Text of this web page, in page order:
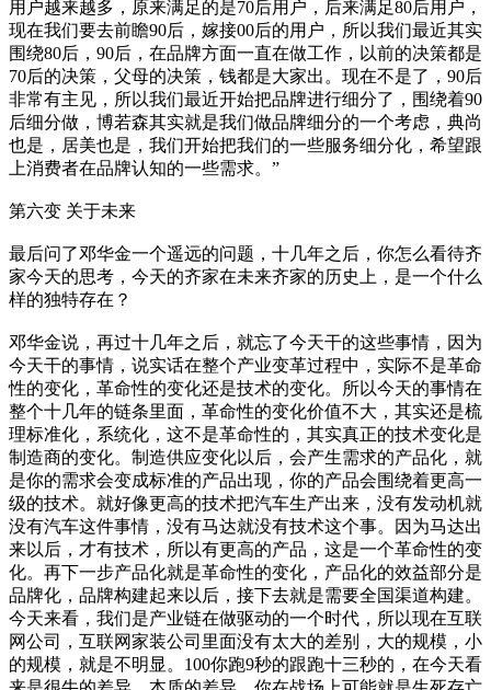
用户越来越多，原来满足的是70后用户，后来满足80后用户，
现在我们要去前瞻90后，嫁接00后的用户，所以我们最近其实
围绕80后，90后，在品牌方面一直在做工作，以前的决策都是
70后的决策，父母的决策，钱都是大家出。现在不是了，90后
非常有主见，所以我们最近开始把品牌进行细分了，围绕着90
后细分做，博若森其实就是我们做品牌细分的一个考虑，典尚
也是，居美也是，我们开始把我们的一些服务细分化，希望跟
上消费者在品牌认知的一些需求。”
第六变 关于未来
最后问了邓华金一个遥远的问题，十几年之后，你怎么看待齐
家今天的思考，今天的齐家在未来齐家的历史上，是一个什么
样的独特存在？
邓华金说，再过十几年之后，就忘了今天干的这些事情，因为
今天干的事情，说实话在整个产业变革过程中，实际不是革命
性的变化，革命性的变化还是技术的变化。所以今天的事情在
整个十几年的链条里面，革命性的变化价值不大，其实还是梳
理标准化，系统化，这不是革命性的，其实真正的技术变化是
制造商的变化。制造供应变化以后，会产生需求的产品化，就
是你的需求会变成标准的产品出现，你的产品会围绕着更高一
级的技术。就好像更高的技术把汽车生产出来，没有发动机就
没有汽车这件事情，没有马达就没有技术这个事。因为马达出
来以后，才有技术，所以有更高的产品，这是一个革命性的变
化。再下一步产品化就是革命性的变化，产品化的效益部分是
品牌化，品牌构建起来以后，接下去就是需要全国渠道构建。
今天来看，我们是产业链在做驱动的一个时代，所以现在互联
网公司，互联网家装公司里面没有太大的差别，大的规模，小
的规模，就是不明显。100你跑9秒的跟跑十三秒的，在今天看